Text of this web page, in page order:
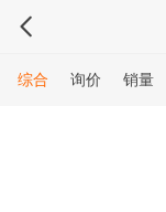
综合 询价 销量